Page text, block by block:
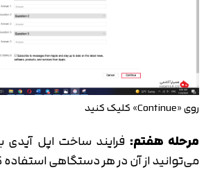
روی «Continue» کلیک کنید
مرحله هفتم: فرایند ساخت اپل آیدی
می‌توانید از آن در هر دستگاهی استفاده